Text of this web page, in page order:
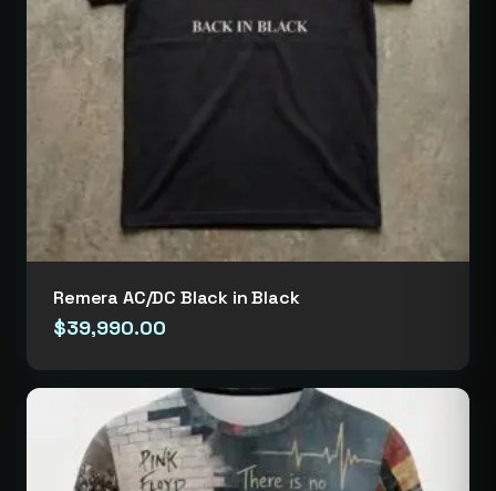
Remera AC/DC Black in Black
$39,990.00